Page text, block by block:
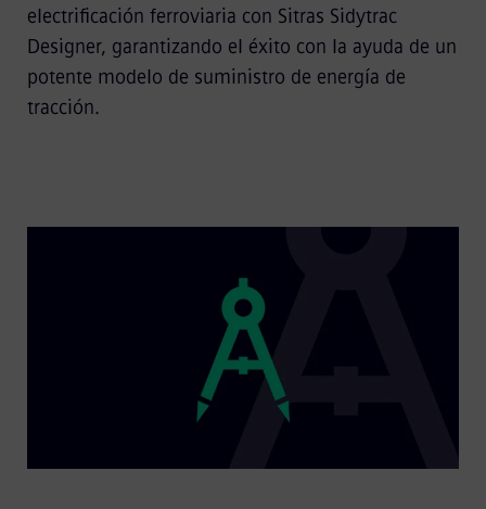
electrificación ferroviaria con Sitras Sidytrac
Designer, garantizando el éxito con la ayuda de un
potente modelo de suministro de energía de
tracción.